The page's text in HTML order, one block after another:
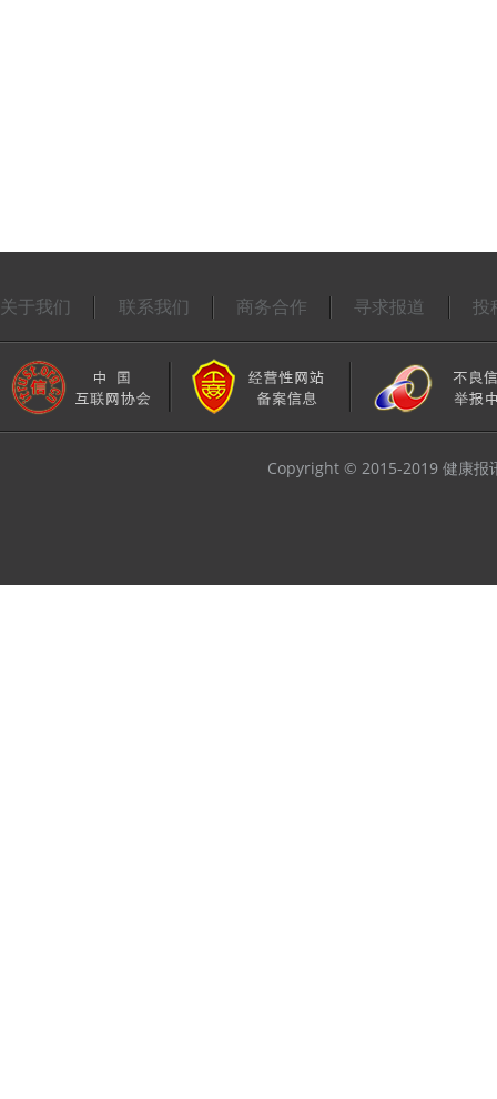
关于我们 联系我们 商务合作 寻求报道 投
Copyright © 2015-2019 健康报